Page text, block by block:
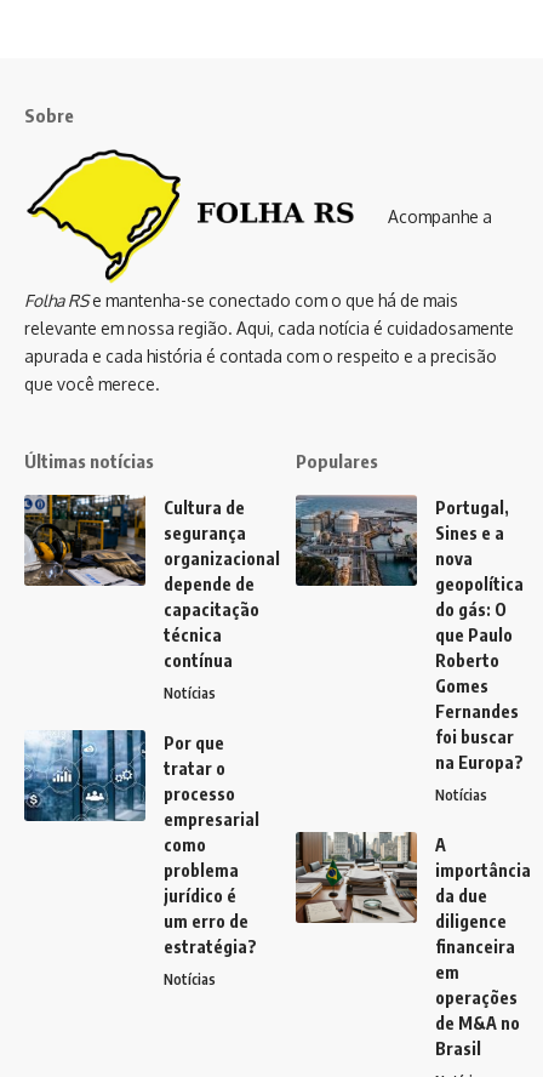
Sobre
Acompanhe a
Folha RSe mantenha-se conectado com o que há de mais
relevante em nossa região. Aqui, cada notícia é cuidadosamente
apurada e cada história é contada com o respeito e a precisão
que você merece.
Últimas notícias
Cultura de
segurança
organizacional
depende de
capacitação
técnica
contínua
Notícias
Por que
tratar o
processo
empresarial
como
problema
jurídico é
um erro de
estratégia?
Notícias
Populares
Portugal,
Sines e a
nova
geopolítica
do gás: O
que Paulo
Roberto
Gomes
Fernandes
foi buscar
na Europa?
Notícias
A
importância
da due
diligence
financeira
em
operações
de M&A no
Brasil